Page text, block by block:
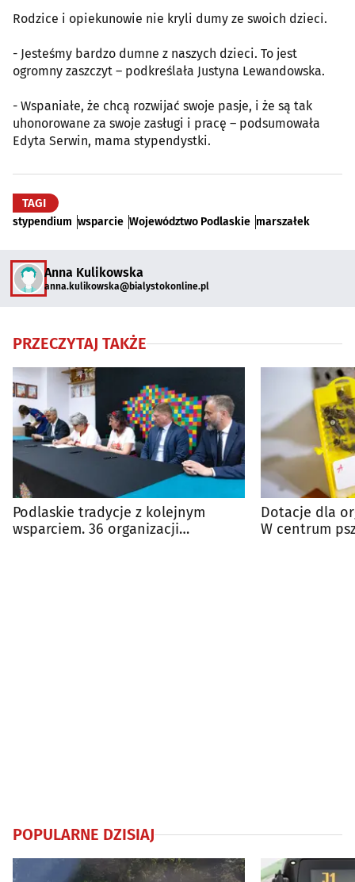
Rodzice i opiekunowie nie kryli dumy ze swoich dzieci.
- Jesteśmy bardzo dumne z naszych dzieci. To jest
ogromny zaszczyt – podkreślała Justyna Lewandowska.
- Wspaniałe, że chcą rozwijać swoje pasje, i że są tak
uhonorowane za swoje zasługi i pracę – podsumowała
Edyta Serwin, mama stypendystki.
TAGI
stypendium wsparcie Województwo Podlaskie marszałek
Anna Kulikowska
anna.kulikowska@bialystokonline.pl
PRZECZYTAJ TAKŻE
Podlaskie tradycje z kolejnym
wsparciem. 36 organizacji
Dotacje dla
W centrum
POPULARNE DZISIAJ